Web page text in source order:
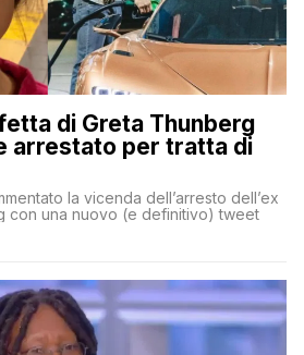
di Greta Thunberg
arrestato per tratta di
la vicenda dell’arresto dell’ex
con una nuovo (e definitivo) tweet